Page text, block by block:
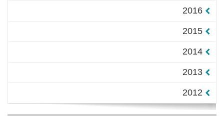
2016
2015
2014
2013
2012